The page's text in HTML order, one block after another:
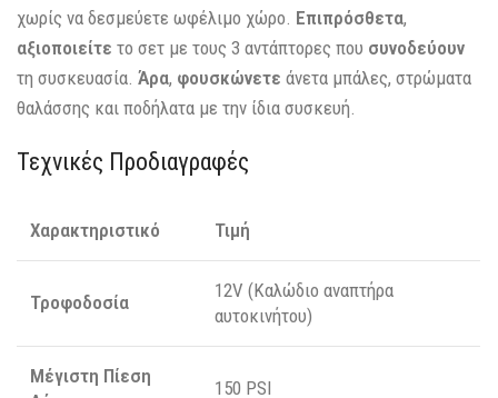
χωρίς να δεσμεύετε ωφέλιμο χώρο. Επιπρόσθετα,
αξιοποιείτε το σετ με τους 3 αντάπτορες που συνοδεύουν
τη συσκευασία. Άρα, φουσκώνετε άνετα μπάλες, στρώματα
θαλάσσης και ποδήλατα με την ίδια συσκευή.
Τεχνικές Προδιαγραφές
Χαρακτηριστικό Τιμή
Τροφοδοσία
12V (Καλώδιο αναπτήρα
αυτοκινήτου)
Μέγιστη Πίεση
150 PSI